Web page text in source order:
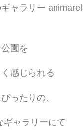
ャラリー
園を
感じられる
ったりの、
ギャラリーにて